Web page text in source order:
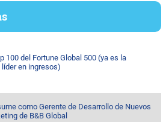
100 del Fortune Global 500 (ya es la
en ingresos)
como Gerente de Desarrollo de Nuevos
de B&B Global